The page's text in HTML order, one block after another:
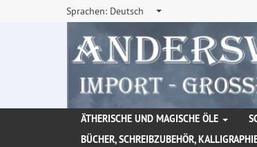
Sprachen: Deutsch
ÄTHERISCHE UND MAGISCHE ÖLE
BÜCHER, SCHREIBZUBEHÖR,